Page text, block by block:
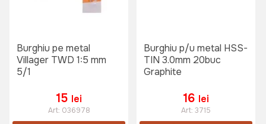
Burghiu pe metal
Villager TWD 1:5 mm
5/1
15 lei
Art: 036978
Burghiu p/u metal HSS-
TIN 3.0mm 20buc
Graphite
16 lei
Art: 3715